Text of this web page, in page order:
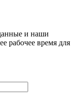
и наши
рабочее время для